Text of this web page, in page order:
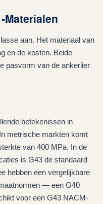
materialen
aan. Het materiaal van
en de kosten. Beide
pasvorm van de ankerlier
betekenissen in
metrische markten komt
van 400 MPa. In de
is G43 de standaard
hebben een vergelijkbare
— een G40
voor een G43 NACM-